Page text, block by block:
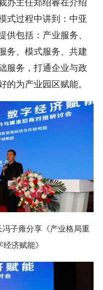
办主任郑绍睿在介绍
式过程中讲到：中亚
供包括：产业服务、
务、模式服务、共建
服务，打通企业与政
的为产业园区赋能。
子雍分享《产业格局重
经济赋能》